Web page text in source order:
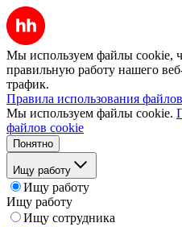
Мы используем файлы cookie,
правильную работу нашего
трафик.
Правила использования
Мы используем файлы cookie.
файлов cookie
Понятно
Ищу работу
Ищу работу
Ищу работу
Ищу сотрудника